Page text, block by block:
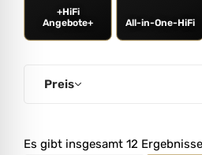
+HiFi
Angebote+
All-in-One-HiFi
Preis
Es gibt insgesamt 12 Ergebnisse